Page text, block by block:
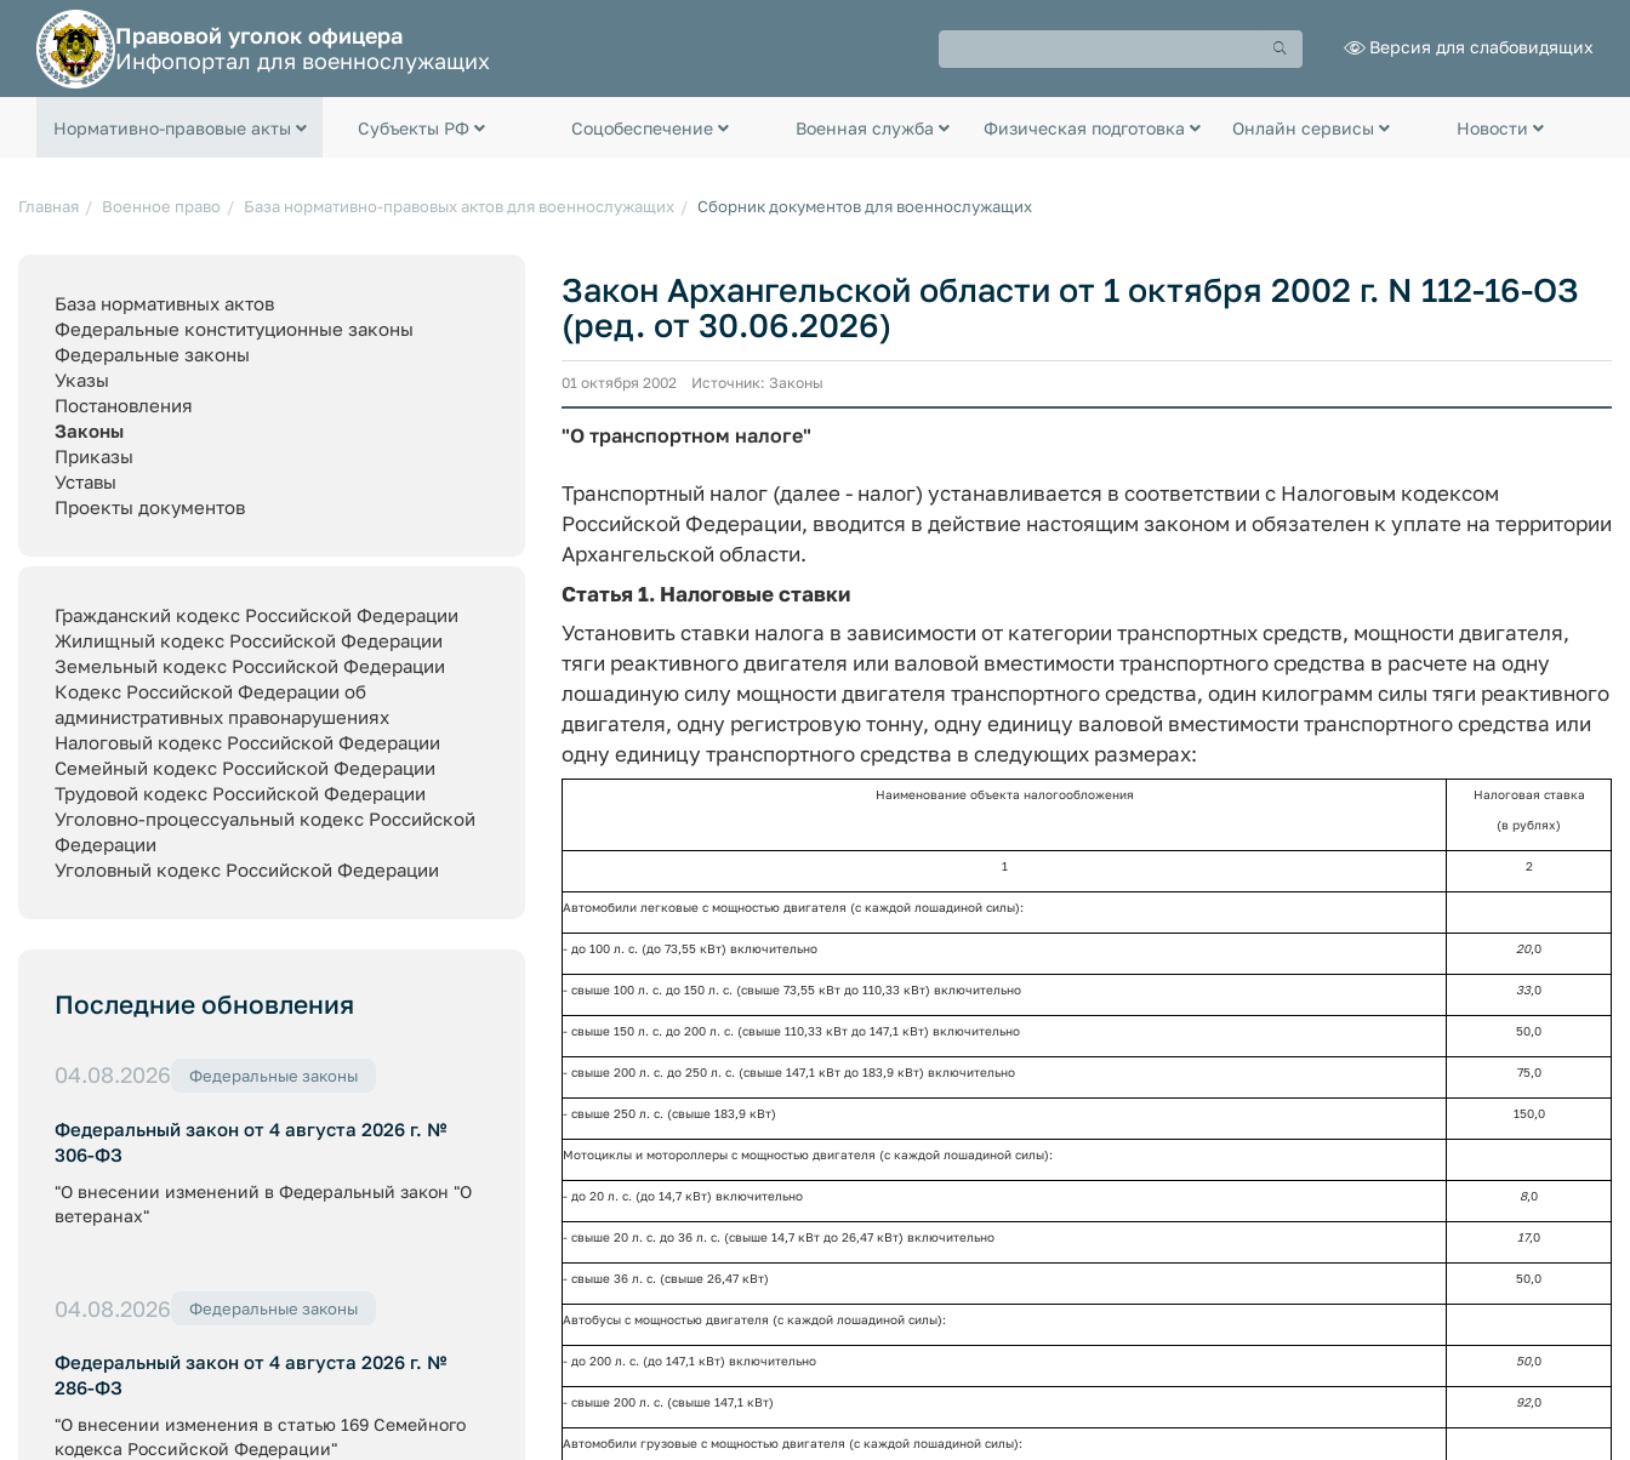
Правовой уголок офицера
Инфопортал для военнослужащих
Версия для слабовидящих
Нормативно-правовые акты Субъекты РФ Соцобеспечение Военная служба Физическая подготовка Онлайн сервисы Новости
Главная Военное право База нормативно-правовых актов для военнослужащих Сборник документов для военнослужащих
База нормативных актов
Федеральные конституционные законы
Федеральные законы
Указы
Постановления
Законы
Приказы
Уставы
Проекты документов
Гражданский кодекс Российской Федерации
Жилищный кодекс Российской Федерации
Земельный кодекс Российской Федерации
Кодекс Российской Федерации об
административных правонарушениях
Налоговый кодекс Российской Федерации
Семейный кодекс Российской Федерации
Трудовой кодекс Российской Федерации
Уголовно-процессуальный кодекс Российской
Федерации
Уголовный кодекс Российской Федерации
Последние обновления
04.08.2026 Федеральные законы
Федеральный закон от 4 августа 2026 г. №
306-ФЗ
"О внесении изменений в Федеральный закон "О
ветеранах"
04.08.2026 Федеральные законы
Федеральный закон от 4 августа 2026 г. №
286-ФЗ
"О внесении изменения в статью 169 Семейного
кодекса Российской Федерации"
Закон Архангельской области от 1 октября 2002 г. N 112-16-ОЗ
(ред. от 30.06.2026)
01 октября 2002 Источник: Законы
"О транспортном налоге"
Транспортный налог (далее - налог) устанавливается в соответствии с Налоговым кодексом
Российской Федерации, вводится в действие настоящим законом и обязателен к уплате на территории
Архангельской области.
Статья 1. Налоговые ставки
Установить ставки налога в зависимости от категории транспортных средств, мощности двигателя,
тяги реактивного двигателя или валовой вместимости транспортного средства в расчете на одну
лошадиную силу мощности двигателя транспортного средства, один килограмм силы тяги реактивного
двигателя, одну регистровую тонну, одну единицу валовой вместимости транспортного средства или
одну единицу транспортного средства в следующих размерах:
Наименование объекта налогообложения Налоговая ставка
(в рублях)
1 2
Автомобили легковые с мощностью двигателя (с каждой лошадиной силы):
- до 100 л. с. (до 73,55 кВт) включительно 20,0
- свыше 100 л. с. до 150 л. с. (свыше 73,55 кВт до 110,33 кВт) включительно 33,0
- свыше 150 л. с. до 200 л. с. (свыше 110,33 кВт до 147,1 кВт) включительно 50,0
- свыше 200 л. с. до 250 л. с. (свыше 147,1 кВт до 183,9 кВт) включительно 75,0
- свыше 250 л. с. (свыше 183,9 кВт) 150,0
Мотоциклы и мотороллеры с мощностью двигателя (с каждой лошадиной силы):
- до 20 л. с. (до 14,7 кВт) включительно 8,0
- свыше 20 л. с. до 36 л. с. (свыше 14,7 кВт до 26,47 кВт) включительно 17,0
- свыше 36 л. с. (свыше 26,47 кВт) 50,0
Автобусы с мощностью двигателя (с каждой лошадиной силы):
- до 200 л. с. (до 147,1 кВт) включительно 50,0
- свыше 200 л. с. (свыше 147,1 кВт) 92,0
Автомобили грузовые с мощностью двигателя (с каждой лошадиной силы):